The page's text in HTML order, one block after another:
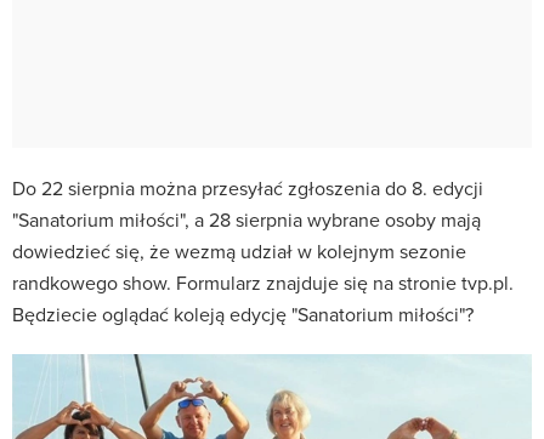
Do 22 sierpnia można przesyłać zgłoszenia do 8. edycji
"Sanatorium miłości", a 28 sierpnia wybrane osoby mają
dowiedzieć się, że wezmą udział w kolejnym sezonie
randkowego show. Formularz znajduje się na stronie tvp.pl.
Będziecie oglądać koleją edycję "Sanatorium miłości"?